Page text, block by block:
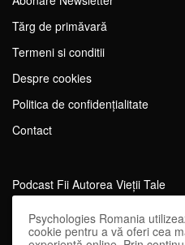
Tărg de primăvară
Termeni si conditii
Despre cookies
Politica de confidențialitate
Contact
Podcast Fii Autorea Vieții Tale
Evenimente Fii Autoarea Vieții
SportEdu
Psychologies Romania
cookie pentru a vă oferi cea